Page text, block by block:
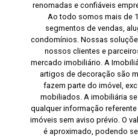
renomadas e confiáveis
Ao todo somos mais de
segmentos de vendas,
condomínios. Nossas
nossos clientes e
mercado imobiliário. A
artigos de decoração são
fazem parte do imóvel,
mobiliados. A imobiliária
qualquer informação
imóveis sem aviso prévio. O
é aproximado, podendo